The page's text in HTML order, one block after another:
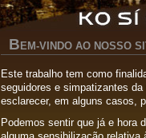
B EM-VINDO AO NOSSO
Este trabalho tem como
seguidores e simpatizantes
esclarecer, em alguns casos,
Podemos sentir que já e hora